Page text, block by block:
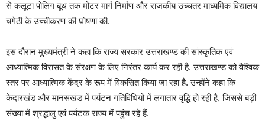
से कलूटा पोलिंग बूथ तक मोटर मार्ग निर्माण और राजकीय उच्चतर माध्यमिक विद्यालय
चगेठी के उच्चीकरण की घोषणा की.
इस दौरान मुख्यमंत्री ने कहा कि राज्य सरकार उत्तराखण्ड की सांस्कृतिक एवं
आध्यात्मिक विरासत के संरक्षण के लिए निरंतर कार्य कर रही है. उत्तराखण्ड को वैश्विक
स्तर पर आध्यात्मिक केंद्र के रूप में विकसित किया जा रहा है. उन्होंने कहा कि
केदारखंड और मानसखंड में पर्यटन गतिविधियों में लगातार वृद्धि हो रही है, जिससे बड़ी
संख्या में श्रद्धालु एवं पर्यटक राज्य में पहुंच रहे हैं.